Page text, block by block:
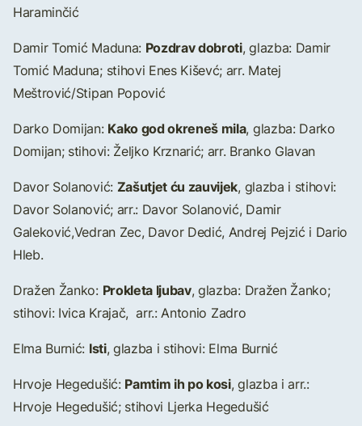
Haraminčić
Damir Tomić Maduna: Pozdrav dobroti, glazba: Damir
Tomić Maduna; stihovi Enes Kiševć; arr. Matej
Meštrović/Stipan Popović
Darko Domijan: Kako god okreneš mila, glazba: Darko
Domijan; stihovi: Željko Krznarić; arr. Branko Glavan
Davor Solanović: Zašutjet ću zauvijek, glazba i stihovi:
Davor Solanović; arr.: Davor Solanović, Damir
Galeković,Vedran Zec, Davor Dedić, Andrej Pejzić i Dario
Hleb.
Dražen Žanko: Prokleta ljubav, glazba: Dražen Žanko;
stihovi: Ivica Krajač, arr.: Antonio Zadro
Elma Burnić: Isti, glazba i stihovi: Elma Burnić
Hrvoje Hegedušić: Pamtim ih po kosi, glazba i arr.:
Hrvoje Hegedušić; stihovi Ljerka Hegedušić